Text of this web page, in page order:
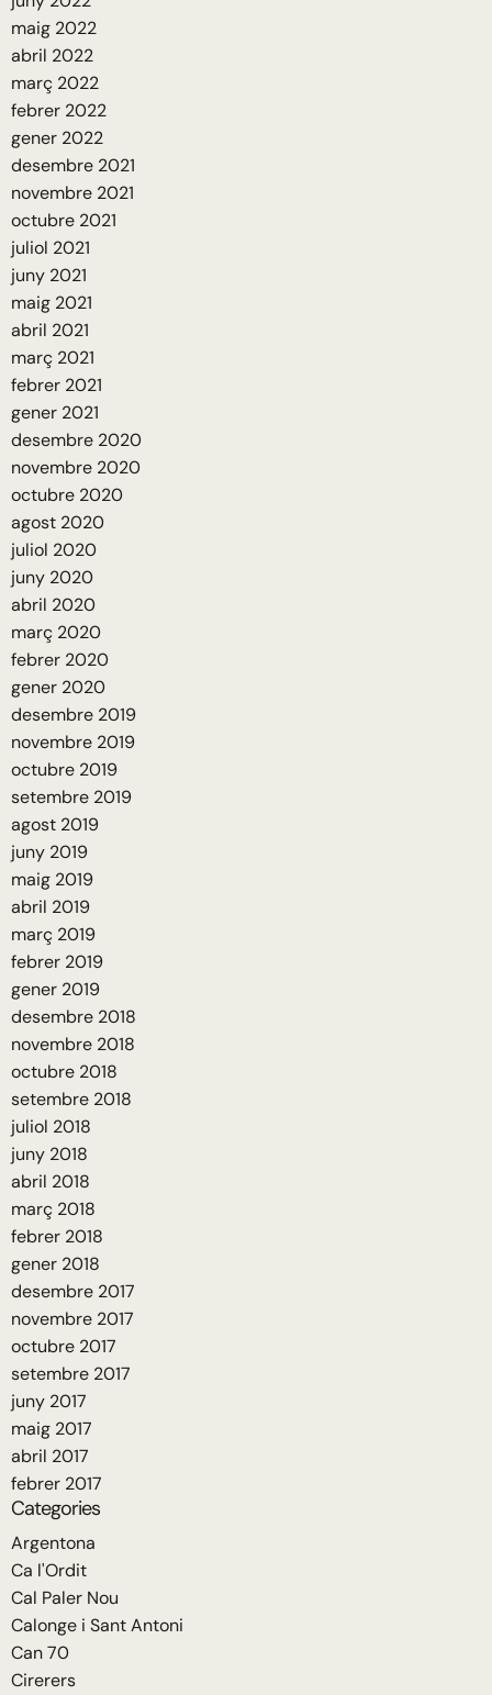
maig 2022
abril 2022
març 2022
febrer 2022
gener 2022
desembre 2021
novembre 2021
octubre 2021
juliol 2021
juny 2021
maig 2021
abril 2021
març 2021
febrer 2021
gener 2021
desembre 2020
novembre 2020
octubre 2020
agost 2020
juliol 2020
juny 2020
abril 2020
març 2020
febrer 2020
gener 2020
desembre 2019
novembre 2019
octubre 2019
setembre 2019
agost 2019
juny 2019
maig 2019
abril 2019
març 2019
febrer 2019
gener 2019
desembre 2018
novembre 2018
octubre 2018
setembre 2018
juliol 2018
juny 2018
abril 2018
març 2018
febrer 2018
gener 2018
desembre 2017
novembre 2017
octubre 2017
setembre 2017
juny 2017
maig 2017
abril 2017
febrer 2017
Categories
Argentona
Ca l'Ordit
Cal Paler Nou
Calonge i Sant Antoni
Can 70
Cirerers